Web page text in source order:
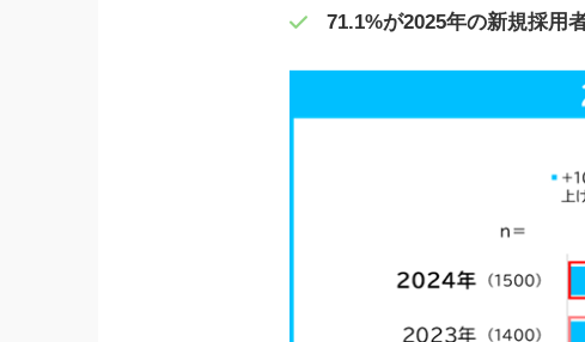
71.1%が2025年の新規採用